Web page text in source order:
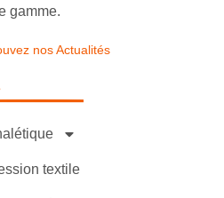
gamme.
nos Actualités
textile